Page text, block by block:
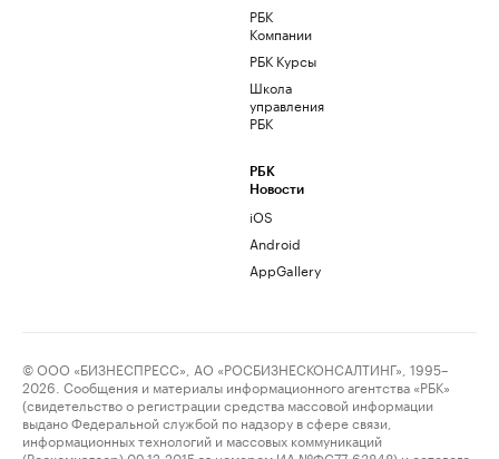
РБК
Компании
РБК Курсы
Школа
управления
РБК
РБК
Новости
iOS
Android
AppGallery
© ООО «БИЗНЕСПРЕСС», АО «РОСБИЗНЕСКОНСАЛТИНГ», 1995–
2026. Сообщения и материалы информационного агентства «РБК»
(свидетельство о регистрации средства массовой информации
выдано Федеральной службой по надзору в сфере связи,
информационных технологий и массовых коммуникаций